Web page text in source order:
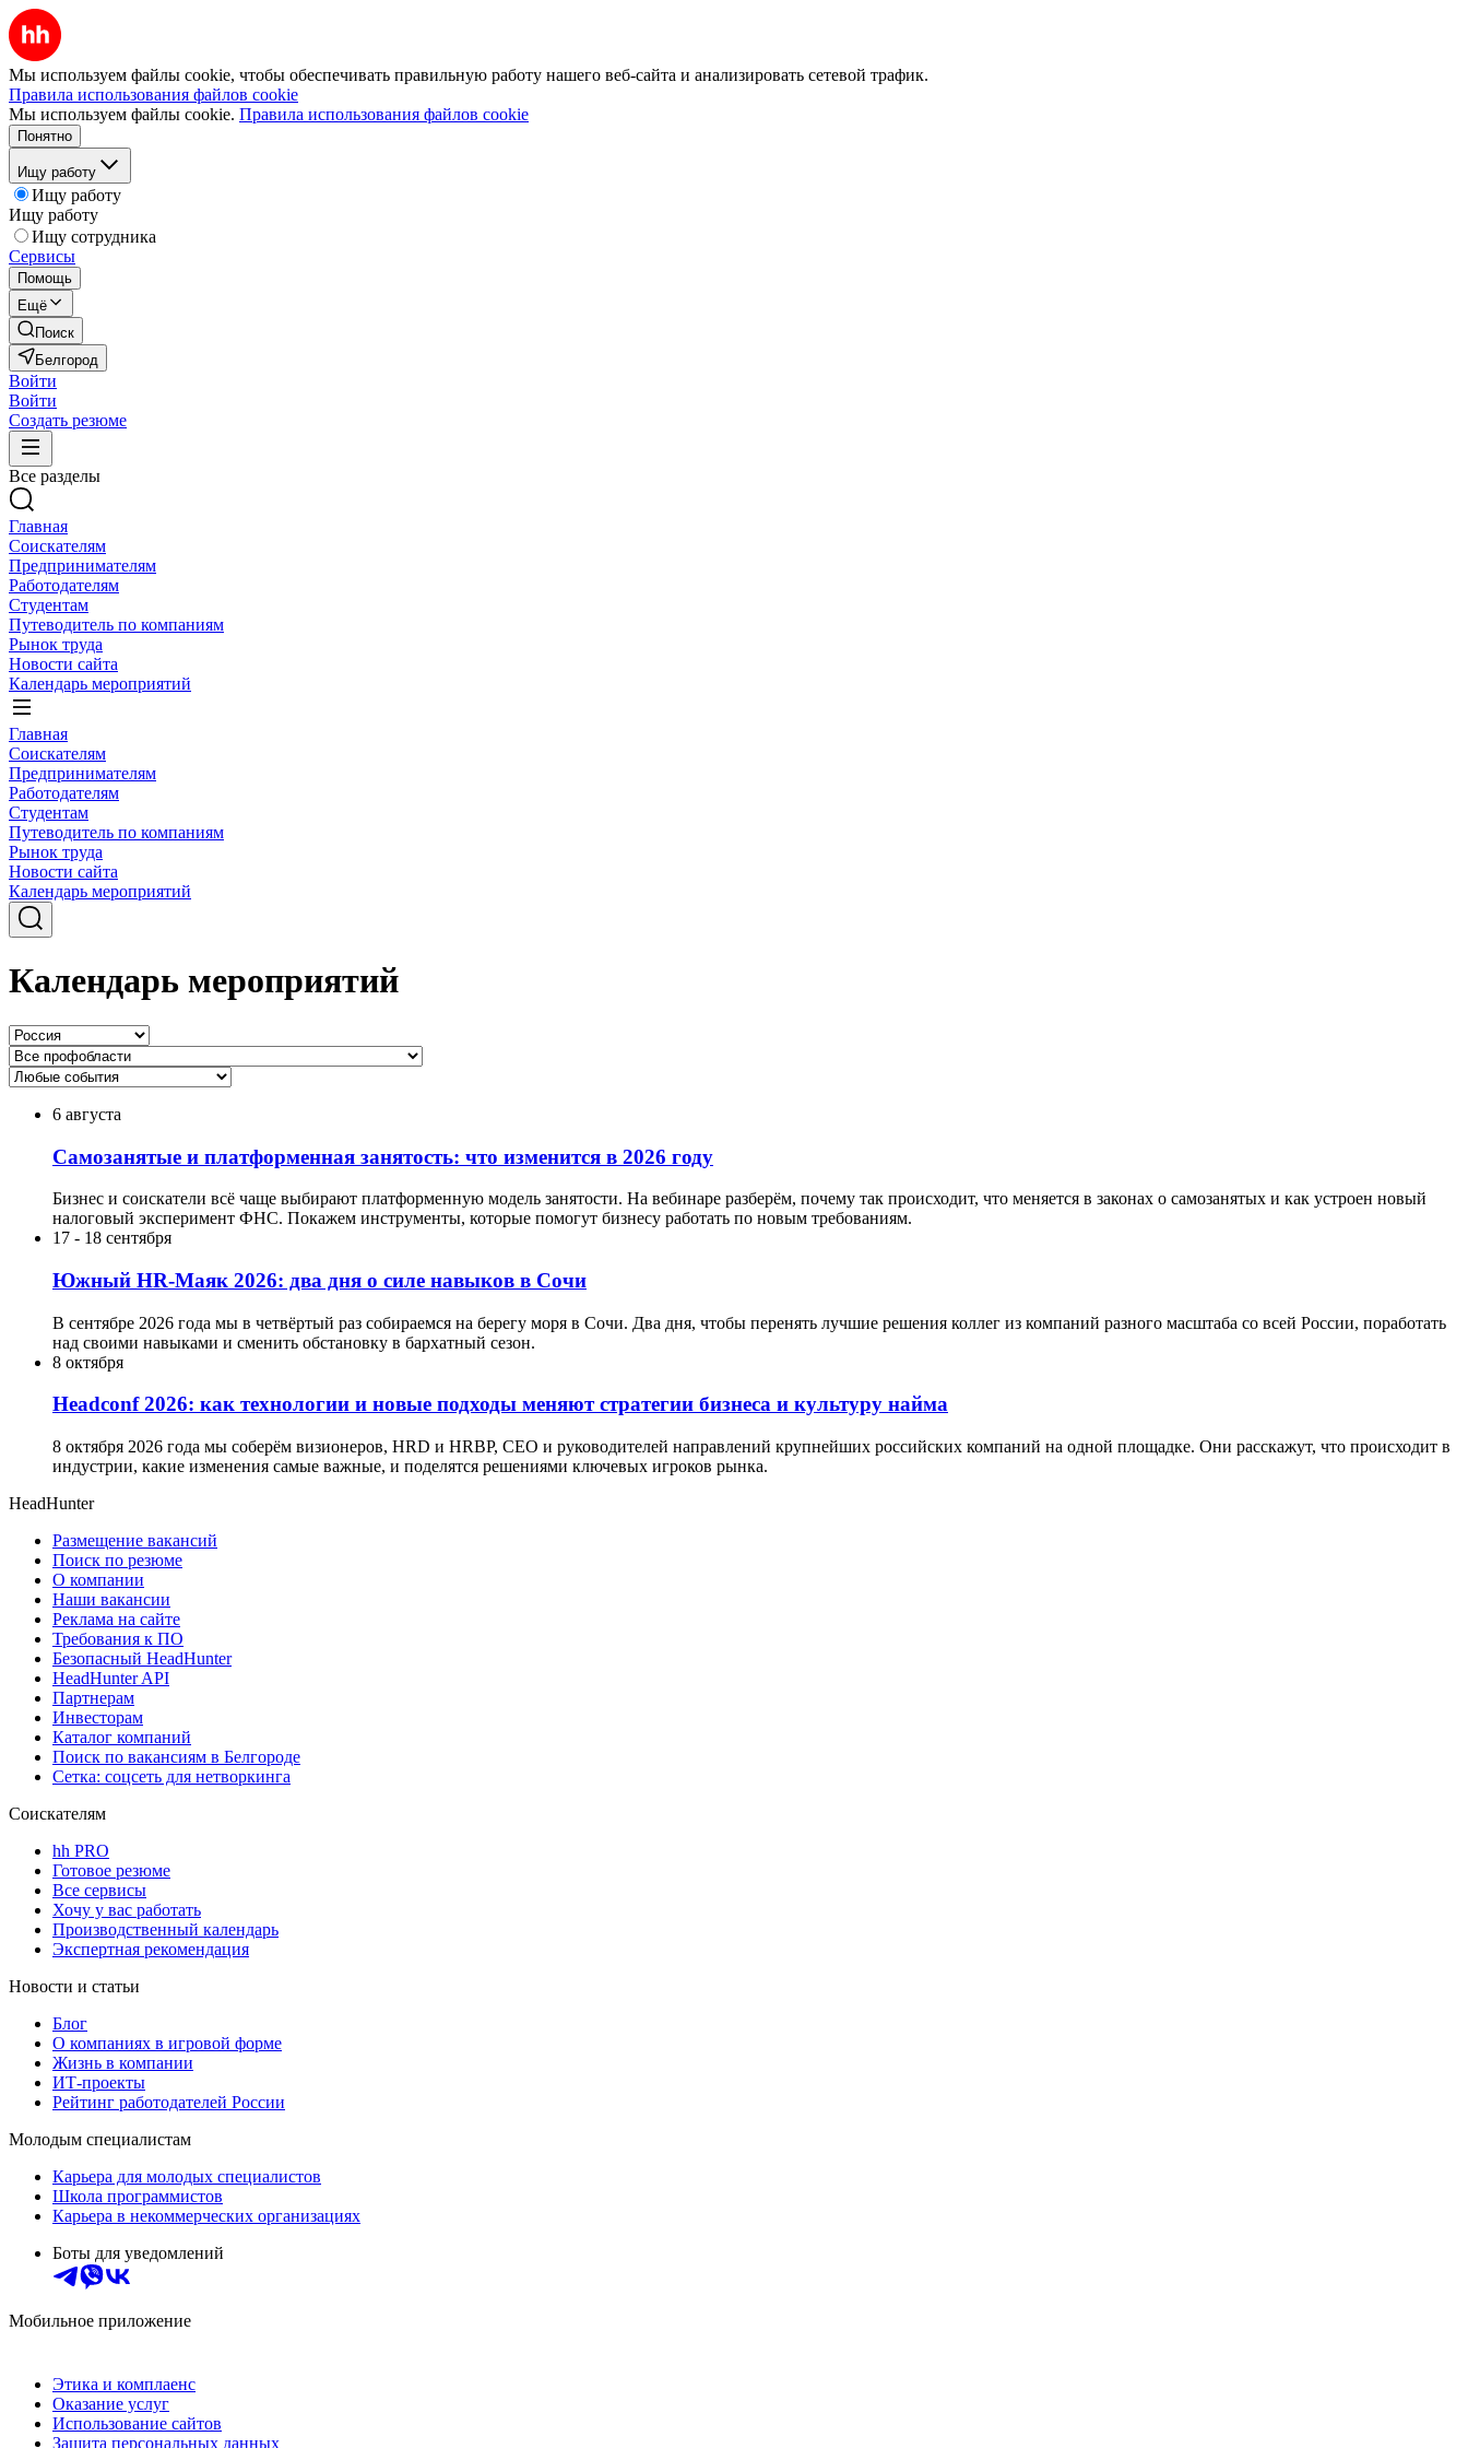
Мы используем файлы cookie, чтобы обеспечивать правильную работу нашего веб-сайта и анализировать сетевой трафик.
Правила использования файлов cookie
Мы используем файлы cookie. Правила использования файлов cookie
Понятно
Ищу работу
Ищу работу
Ищу работу
Ищу сотрудника
Сервисы
Помощь
Ещё
Поиск
Белгород
Войти
Войти
Создать резюме
Все разделы
Главная
Соискателям
Предпринимателям
Работодателям
Студентам
Путеводитель по компаниям
Рынок труда
Новости сайта
Календарь мероприятий
Главная
Соискателям
Предпринимателям
Работодателям
Студентам
Путеводитель по компаниям
Рынок труда
Новости сайта
Календарь мероприятий
Календарь мероприятий
6 августа
Самозанятые и платформенная занятость: что изменится в 2026 году
Бизнес и соискатели всё чаще выбирают платформенную модель занятости. На вебинаре разберём, почему так происходит, что меняется в законах о самозанятых и как устроен новый
налоговый эксперимент ФНС. Покажем инструменты, которые помогут бизнесу работать по новым требованиям.
17 - 18 сентября
Южный HR-Маяк 2026: два дня о силе навыков в Сочи
В сентябре 2026 года мы в четвёртый раз собираемся на берегу моря в Сочи. Два дня, чтобы перенять лучшие решения коллег из компаний разного масштаба со всей России, поработать
над своими навыками и сменить обстановку в бархатный сезон.
8 октября
Headсonf 2026: как технологии и новые подходы меняют стратегии бизнеса и культуру найма
8 октября 2026 года мы соберём визионеров, HRD и HRBP, СЕО и руководителей направлений крупнейших российских компаний на одной площадке. Они расскажут, что происходит в
индустрии, какие изменения самые важные, и поделятся решениями ключевых игроков рынка.
HeadHunter
Размещение вакансий
Поиск по резюме
О компании
Наши вакансии
Реклама на сайте
Требования к ПО
Безопасный HeadHunter
HeadHunter API
Партнерам
Инвесторам
Каталог компаний
Поиск по вакансиям в Белгороде
Сетка: соцсеть для нетворкинга
Соискателям
hh PRO
Готовое резюме
Все сервисы
Хочу у вас работать
Производственный календарь
Экспертная рекомендация
Новости и статьи
Блог
О компаниях в игровой форме
Жизнь в компании
ИТ-проекты
Рейтинг работодателей России
Молодым специалистам
Карьера для молодых специалистов
Школа программистов
Карьера в некоммерческих организациях
Боты для уведомлений
Мобильное приложение
Этика и комплаенс
Оказание услуг
Использование сайтов
Защита персональных данных